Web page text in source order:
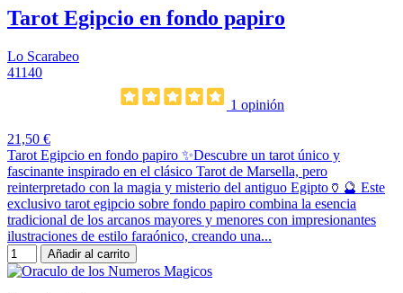
Tarot Egipcio en fondo papiro
Lo Scarabeo
41140
1 opinión
21,50 €
Tarot Egipcio en fondo papiro ✨Descubre un tarot único y
fascinante inspirado en el clásico Tarot de Marsella, pero
reinterpretado con la magia y misterio del antiguo Egipto🏺🔮 Este
exclusivo tarot egipcio sobre fondo papiro combina la esencia
tradicional de los arcanos mayores y menores con impresionantes
ilustraciones de estilo faraónico, creando una...
Añadir al carrito